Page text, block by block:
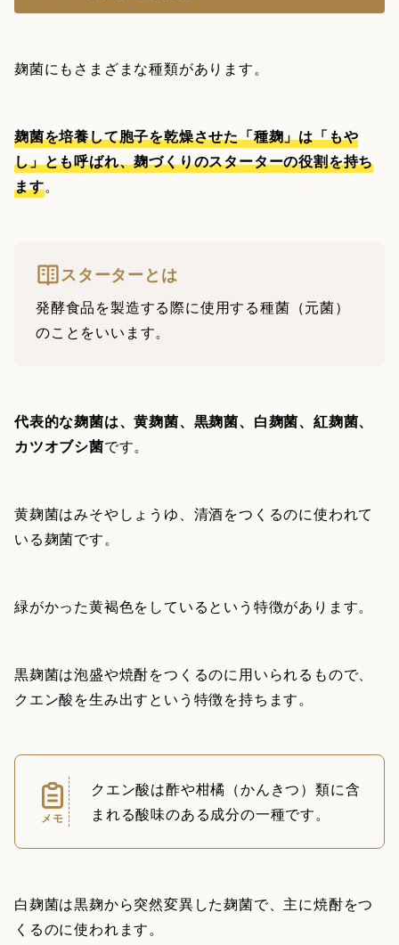
麹菌にもさまざまな種類があります。
麹菌を培養して胞子を乾燥させた「種麹」は「もや
し」とも呼ばれ、麹づくりのスターターの役割を持ち
ます。
スターターとは
発酵食品を製造する際に使用する種菌（元菌）
のことをいいます。
代表的な麹菌は、黄麹菌、黒麹菌、白麹菌、紅麹菌、
カツオブシ菌です。
黄麹菌はみそやしょうゆ、清酒をつくるのに使われて
いる麹菌です。
緑がかった黄褐色をしているという特徴があります。
黒麹菌は泡盛や焼酎をつくるのに用いられるもので、
クエン酸を生み出すという特徴を持ちます。
メモ
クエン酸は酢や柑橘（かんきつ）類に含
まれる酸味のある成分の一種です。
白麹菌は黒麹から突然変異した麹菌で、主に焼酎をつ
くるのに使われます。